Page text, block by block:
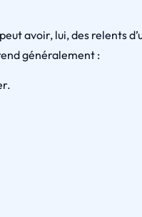
avoir, lui, des relents
généralement :